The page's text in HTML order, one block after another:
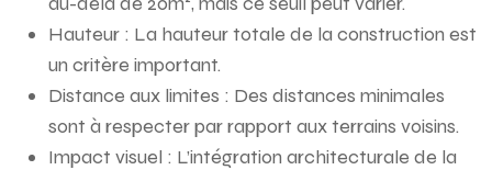
Hauteur : La hauteur totale de la construction est
un critère important.
Distance aux limites : Des distances minimales
sont à respecter par rapport aux terrains voisins.
Impact visuel : L’intégration architecturale de la